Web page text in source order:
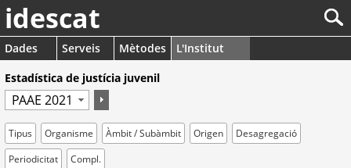
idescat
Dades Serveis Mètodes
L'Institut
Estadística de justícia juvenil
Tipus Organisme Àmbit / Subàmbit Origen
Desagregació
Periodicitat
Compl.